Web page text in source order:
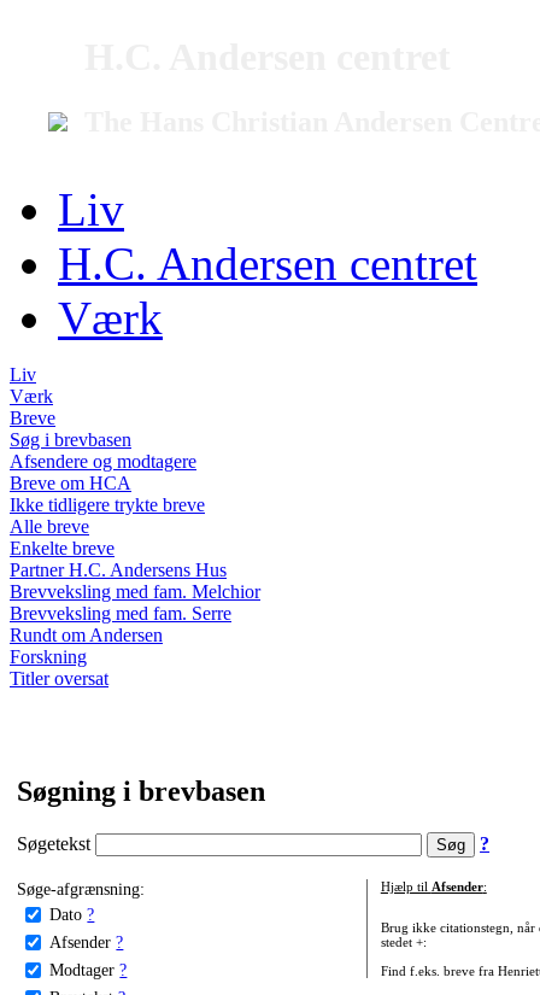
Liv
H.C. Andersen centret
Værk
Liv
Værk
Breve
Søg i brevbasen
Afsendere og modtagere
Breve om HCA
Ikke tidligere trykte breve
Alle breve
Enkelte breve
Partner H.C. Andersens Hus
Brevveksling med fam. Melchior
Brevveksling med fam. Serre
Rundt om Andersen
Forskning
Titler oversat
Søgning i brevbasen
Søgetekst ?
Søge-afgrænsning:
Dato ?
Afsender ?
Modtager ?
Hjælp til Afsender:
Brug ikke citationstegn, når
stedet +:
Find f.eks. breve fra